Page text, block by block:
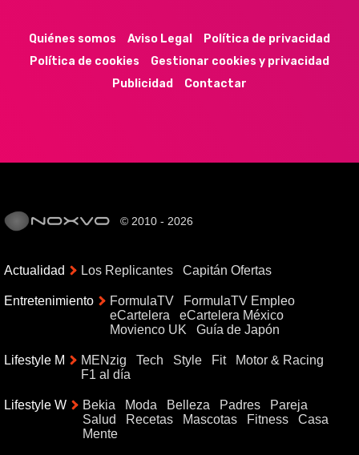
Quiénes somos Aviso Legal
Política de privacidad
Política de cookies
Gestionar cookies y privacidad
Publicidad
Contactar
© 2010 - 2026
Actualidad Los Replicantes Capitán Ofertas
Entretenimiento FormulaTV
FormulaTV Empleo
eCartelera
eCartelera México
Movienco UK
Guía de Japón
Lifestyle M MENzig Tech Style Fit
Motor & Racing
F1 al día
Lifestyle W Bekia Moda Belleza Padres
Pareja
Salud
Recetas Mascotas Fitness
Casa
Mente